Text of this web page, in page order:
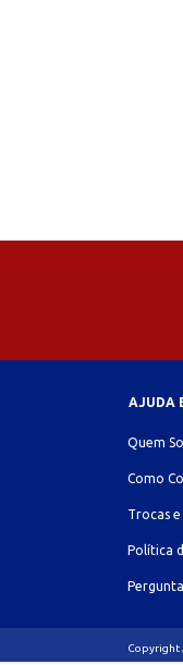
AJUDA
Quem
Como
Trocas
Política
Copyright